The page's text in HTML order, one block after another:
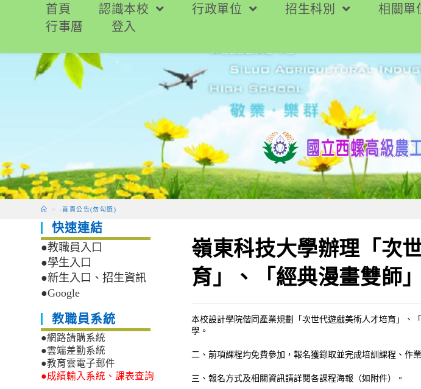
要
首頁 認識本校 行政單位 招生科別 相關單
行事曆
登入
> -首頁公告(勿勾選)
嶺東科技大學辦理「次
育」、「經典漫畫雙師」
本校設計學院偕同產業規劃「次世代遊戲美術人才培育」、
學。
二、前項課程均免費參加，報名獲錄取並完成培訓課程、作
三、報名方式及相關資訊請詳閱各課程海報（如附件）。
快速連結
●教職員入口
●學生入口
●新生入口、招生資訊
●Google
教職員系統
●網路請購系統
●雲端差勤系統
●教育雲電子郵件
●成績輸入系統、課表查詢